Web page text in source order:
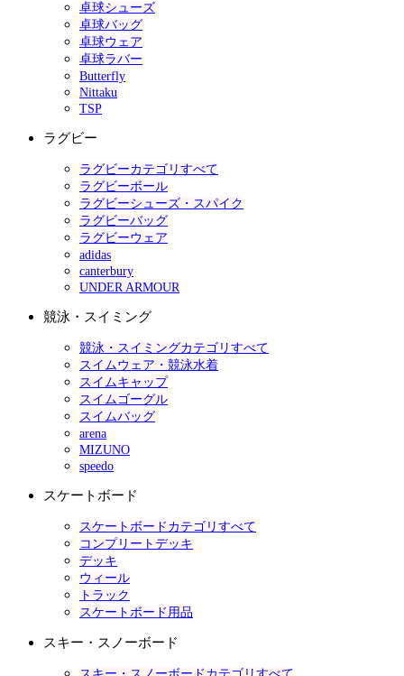
卓球シューズ
卓球バッグ
卓球ウェア
卓球ラバー
Butterfly
Nittaku
TSP
ラグビー
ラグビーカテゴリすべて
ラグビーボール
ラグビーシューズ・スパイク
ラグビーバッグ
ラグビーウェア
adidas
canterbury
UNDER ARMOUR
競泳・スイミング
競泳・スイミングカテゴリすべて
スイムウェア・競泳水着
スイムキャップ
スイムゴーグル
スイムバッグ
arena
MIZUNO
speedo
スケートボード
スケートボードカテゴリすべて
コンプリートデッキ
デッキ
ウィール
トラック
スケートボード用品
スキー・スノーボード